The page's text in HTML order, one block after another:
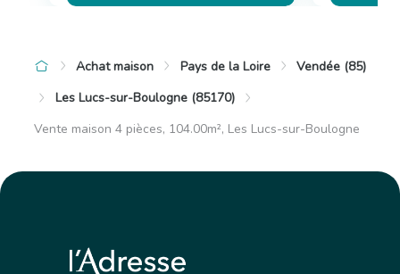
Achat maison Pays de la Loire
Vendée (85)
Les Lucs-sur-Boulogne (85170)
Vente maison 4 pièces, 104.00m², Les Lucs-sur-Boulogne